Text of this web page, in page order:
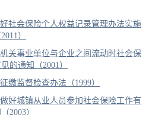
社会保险个人权益记录管理办法实施
）
关事业单位与企业之间流动时社会保
的通知（2001）
缴监督检查办法（1999）
好城镇从业人员参加社会保险工作有
2003）